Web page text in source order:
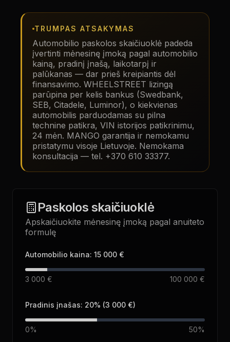
TRUMPAS ATSAKYMAS
Automobilio paskolos skaičiuoklė padeda
įvertinti mėnesinę įmoką pagal automobilio
kainą, pradinį įnašą, laikotarpį ir
palūkanas — dar prieš kreipiantis dėl
finansavimo. WHEELSTREET lizingą
parūpina per kelis bankus (Swedbank,
SEB, Citadele, Luminor), o kiekvienas
automobilis parduodamas su pilna
technine patikra, VIN istorijos patikrinimu,
24 mėn. MANGO garantija ir nemokamu
pristatymu visoje Lietuvoje. Nemokama
konsultacija — tel. +370 610 33377.
Paskolos skaičiuoklė
Apskaičiuokite mėnesinę įmoką pagal anuiteto
formulę
Automobilio kaina: 15 000 €
3 000 € 100 000 €
Pradinis įnašas: 20% (3 000 €)
0% 50%